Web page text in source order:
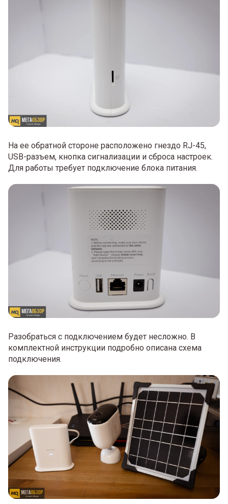
На ее обратной стороне расположено гнездо RJ-45,
USB-разъем, кнопка сигнализации и сброса настроек.
Для работы требует подключение блока питания.
Разобраться с подключением будет несложно. В
комплектной инструкции подробно описана схема
подключения.